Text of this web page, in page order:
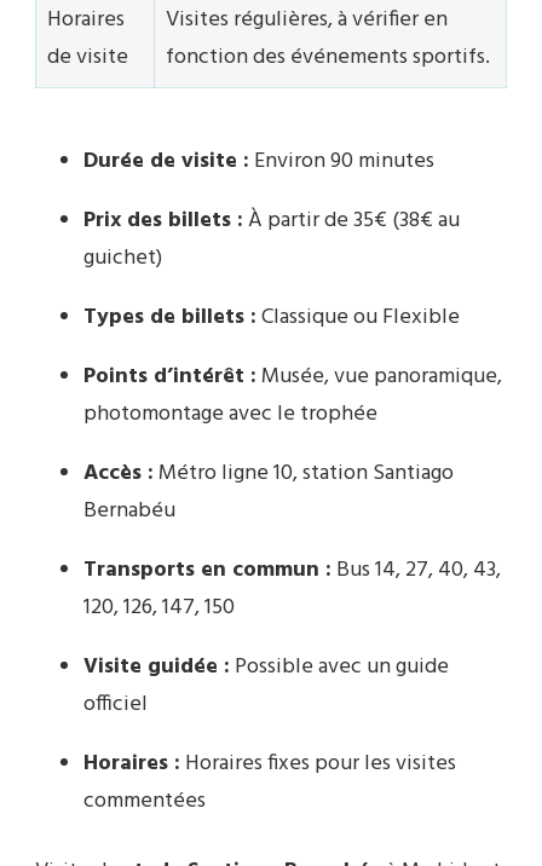
Horaires
de visite
Visites régulières, à vérifier en
fonction des événements sportifs.
Durée de visite : Environ 90 minutes
Prix des billets :À partir de 35€ (38€ au
guichet)
Types de billets :Classique ou Flexible
Points d’intérêt : Musée, vue panoramique,
photomontage avec le trophée
Accès : Métro ligne 10, station Santiago
Bernabéu
Transports en commun : Bus 14, 27, 40, 43,
120, 126, 147, 150
Visite guidée : Possible avec un guide
officiel
Horaires : Horaires fixes pour les visites
commentées